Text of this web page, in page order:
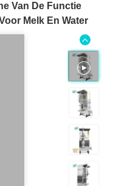
Van De Functie
Melk En Water